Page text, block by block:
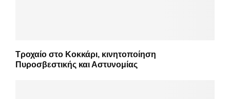
Τροχαίο στο Κοκκάρι, κινητοποίηση
Πυροσβεστικής και Αστυνομίας